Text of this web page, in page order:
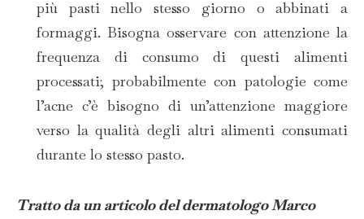
più pasti nello stesso giorno o abbinati a
formaggi. Bisogna osservare con attenzione la
frequenza di consumo di questi alimenti
processati; probabilmente con patologie come
l’acne c’è bisogno di un’attenzione maggiore
verso la qualità degli altri alimenti consumati
durante lo stesso pasto.
Tratto da un articolo del dermatologo Marco